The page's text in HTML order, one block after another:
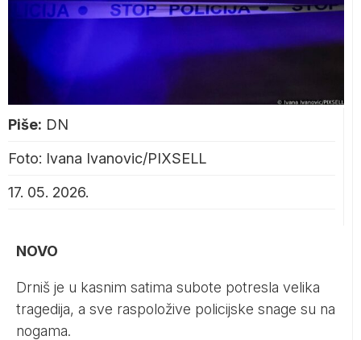
Piše: DN
Foto: Ivana Ivanovic/PIXSELL
17. 05. 2026.
NOVO
Drniš je u kasnim satima subote potresla velika
tragedija, a sve raspoložive policijske snage su na
nogama.